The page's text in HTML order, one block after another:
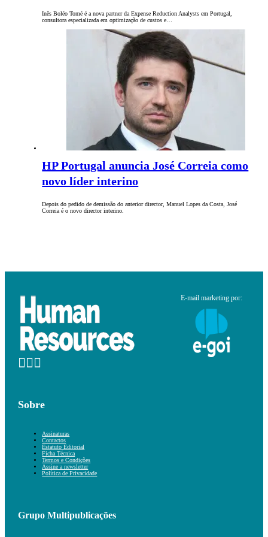
Inês Boléo Tomé é a nova partner da Expense Reduction Analysts em Portugal,
consultora especializada em optimização de custos e…
HP Portugal anuncia José Correia como
novo líder interino
Depois do pedido de demissão do anterior director, Manuel Lopes da Costa, José
Correia é o novo director interino.
E-mail marketing por:
Sobre
Assinaturas
Contactos
Estatuto Editorial
Ficha Técnica
Termos e Condições
Assine a newsletter
Política de Privacidade
Grupo Multipublicações